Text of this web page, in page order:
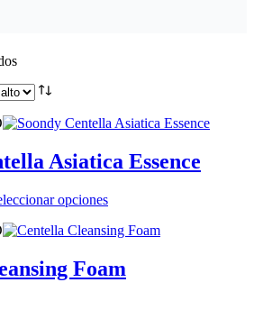
Ordenado
precio:
a
Asiatica Essence
opcionesEste
tiene
variantes.
Las
Foam